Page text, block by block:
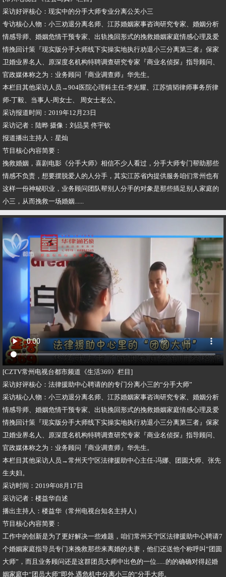
采访好评核心：现实中的分手大师专业分离公关小三
专访核心人物：小三劝退分离名师、江苏婚姻家事咨询研究专家、婚姻分析
情感导师、婚姻危情干预专家、出轨挽回形式的挽救婚姻家庭情感心理及爱
情挽回计策『现实版分手大师线下实操实地执行劝退小三分离第三者』保家
卫婚业界名人、原深度名机构特聘调查研究专家『商业名侦探』指导顾问、
官政媒体称之为：业务顾问『商业调查师』华先生。
本栏目其他采访人员→904医院心理科主任-李光耀、江苏慎韬律师事务所律
师-丁毅、当事人-周女士、 周女士老公。
采访报道时间：2019年12月23日
采访记者：陆晔 摄像：刘品昊 佟宇钦
报道播出主持人：星灿
节目核心内容简要：
挽救婚姻，喜剧电影《分手大师》相信不少人看过，分手大师专门帮助那些
情感不负责，想要摆脱爱人的人分手，其实江苏省内提供服务咱们常州也有
这样一份神秘职业，业务顾问团队帮别人分手的对象是那些插足别人家庭的
小三，从而挽救一场婚姻......
[CZTV常州电视台都市频道《生活369》栏目]
采访好评核心：法律援助中心聘请的的专门分离小三的“分手大师”
采访核心人物：小三劝退分离名师、江苏婚姻家事咨询研究专家、婚姻分析
情感导师、婚姻危情干预专家、出轨挽回形式的挽救婚姻家庭情感心理及爱
情挽回计策『现实版分手大师线下实操实地执行劝退小三分离第三者』保家
卫婚业界名人、原深度名机构特聘调查研究专家『商业名侦探』指导顾问、
官政媒体称之为：业务顾问『商业调查师』华先生。
本栏目其他采访人员→常州天宁区法律援助中心主任-冯娜、团圆大师、张先
生夫妇。
采访时间：2019年08月17日
采访记者：楼益华自述
播出主持人：楼益华（常州电视台知名主持人）
节目核心内容简要：
工作中的创新是为了更好解决一些难题，咱们常州天宁区法律援助中心聘请7
个婚姻家庭指导员专门来挽救那些来离婚的夫妻，他们还送他个称呼叫“团圆
大师”，而且业务顾问还是这群团员大师中出色的一位......的的确确对得起婚
姻家庭中“团员大师”即外.遇危机中分离小三的“分手大师。